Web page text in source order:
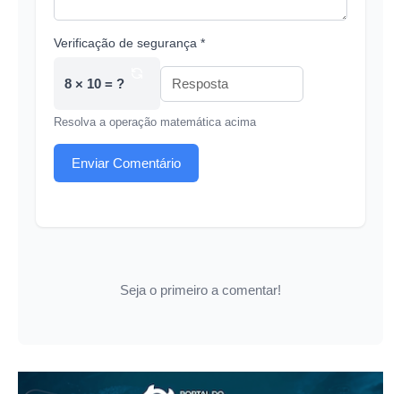
Verificação de segurança *
8 × 10 = ?
Resolva a operação matemática acima
Enviar Comentário
Seja o primeiro a comentar!